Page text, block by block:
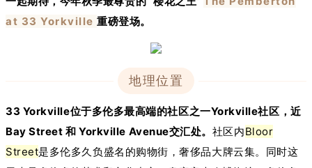
at 33 Yorkville 重磅登场。
地理位置
33 Yorkville位于多伦多最高端的社区之一Yorkville社区，近
Bay Street 和 Yorkville Avenue交汇处。 社区内Bloor
Street是多伦多久负盛名的购物街，奢侈品大牌云集。同时这